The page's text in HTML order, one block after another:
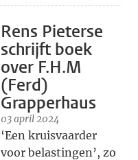
Rens Pieterse
schrijft boek
over F.H.M
(Ferd)
Grapperhaus
03 april 2024
‘Een kruisvaarder
voor belastingen’, zo